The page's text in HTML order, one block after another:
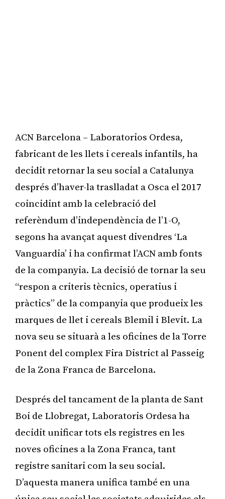
ACN Barcelona – Laboratorios Ordesa,
fabricant de les llets i cereals infantils, ha
decidit retornar la seu social a Catalunya
després d’haver-la traslladat a Osca el 2017
coincidint amb la celebració del
referèndum d’independència de l’1-O,
segons ha avançat aquest divendres ‘La
Vanguardia’ i ha confirmat l’ACN amb fonts
de la companyia. La decisió de tornar la seu
“respon a criteris tècnics, operatius i
pràctics” de la companyia que produeix les
marques de llet i cereals Blemil i Blevit. La
nova seu se situarà a les oficines de la Torre
Ponent del complex Fira District al Passeig
de la Zona Franca de Barcelona.
Després del tancament de la planta de Sant
Boi de Llobregat, Laboratoris Ordesa ha
decidit unificar tots els registres en les
noves oficines a la Zona Franca, tant
registre sanitari com la seu social.
D’aquesta manera unifica també en una